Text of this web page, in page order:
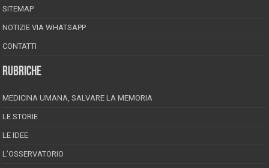
SITEMAP
NOTIZIE VIA WHATSAPP
CONTATTI
RUBRICHE
MEDICINA UMANA, SALVARE LA MEMORIA
LE STORIE
LE IDEE
L’OSSERVATORIO